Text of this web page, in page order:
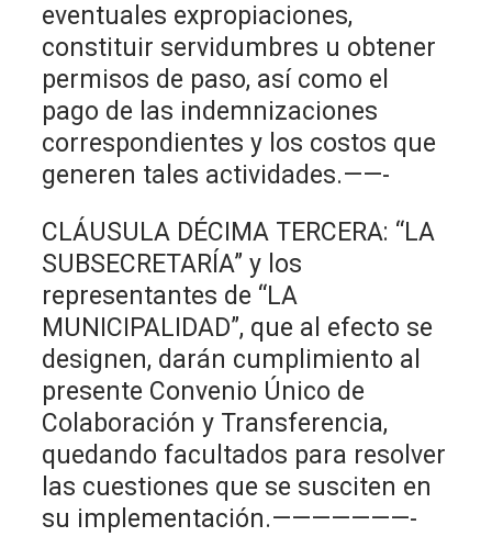
eventuales expropiaciones,
constituir servidumbres u obtener
permisos de paso, así como el
pago de las indemnizaciones
correspondientes y los costos que
generen tales actividades.——-
CLÁUSULA DÉCIMA TERCERA: “LA
SUBSECRETARÍA” y los
representantes de “LA
MUNICIPALIDAD”, que al efecto se
designen, darán cumplimiento al
presente Convenio Único de
Colaboración y Transferencia,
quedando facultados para resolver
las cuestiones que se susciten en
su implementación.———————-